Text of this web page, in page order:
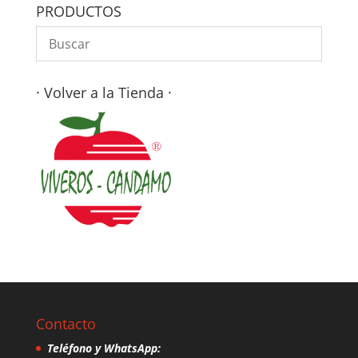
PRODUCTOS
· Volver a la Tienda ·
Contacto
Teléfono y WhatsApp: